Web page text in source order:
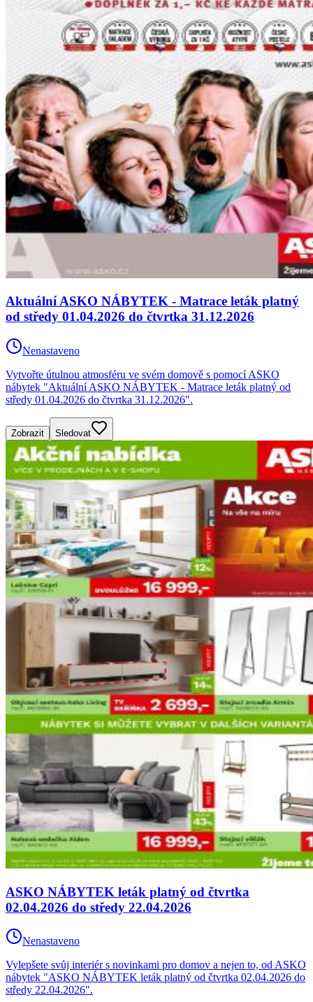
Aktuální ASKO NÁBYTEK - Matrace leták platný
od středy 01.04.2026 do čtvrtka 31.12.2026
Nenastaveno
Vytvořte útulnou atmosféru ve svém domově s pomocí ASKO
nábytek "Aktuální ASKO NÁBYTEK - Matrace leták platný od
středy 01.04.2026 do čtvrtka 31.12.2026".
Zobrazit Sledovat
ASKO NÁBYTEK leták platný od čtvrtka
02.04.2026 do středy 22.04.2026
Nenastaveno
Vylepšete svůj interiér s novinkami pro domov a nejen to, od ASKO
nábytek "ASKO NÁBYTEK leták platný od čtvrtka 02.04.2026 do
středy 22.04.2026".